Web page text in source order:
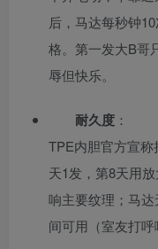
后，马达每秒钟
格。第一发大B哥
辱但快乐。
耐久度 ：
TPE内胆官方宣
天1发，第8天用
响主要纹理；马
间可用（室友打呼